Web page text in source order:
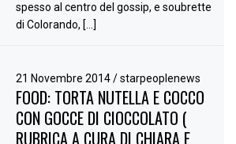
spesso al centro del gossip, e soubrette
di Colorando, […]
21 Novembre 2014/ starpeoplenews
FOOD: TORTA NUTELLA E COCCO
CON GOCCE DI CIOCCOLATO (
RUBRICA A CURA DI CHIARA E